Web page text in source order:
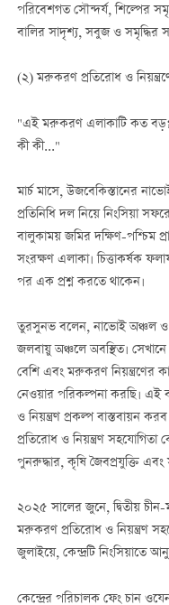
পরিবেশগত সৌন্দর্য, শিল্পের
বালির সাদৃশ্য, সবুজ ও সমৃদ্ধির
(২) মরুকরণ প্রতিরোধ ও
"এই মরুকরণ এলাকাটি কত বড়?
কী কী..."
মার্চ মাসে, উজবেকিস্তানের
প্রতিনিধি দল নিয়ে নিংসিয়া
বালুকাময় জমির দক্ষিণ-পশ্চিম
সংরক্ষণ এলাকা। চিত্তাকর্ষক
পর এক প্রশ্ন করতে থাকেন।
তুরসুনভ বলেন, নাভোই অঞ্চল ও
জলবায়ু অঞ্চলে অবস্থিত।
বেশি এবং মরুকরণ নিয়ন্ত্রণের
নেওয়ার পরিকল্পনা করছি।
ও নিয়ন্ত্রণ প্রকল্প বাস্তবায়ন
প্রতিরোধ ও নিয়ন্ত্রণ সহযোগিতা
পুনরুদ্ধার, কৃষি জৈবপ্রযুক্তি এবং
২০২৫ সালের জুনে, দ্বিতীয় চীন-
মরুকরণ প্রতিরোধ ও নিয়ন্ত্রণ
জুলাইয়ে, কেন্দ্রটি নিংসিয়াতে
কেন্দ্রের পরিচালক ফেং চান